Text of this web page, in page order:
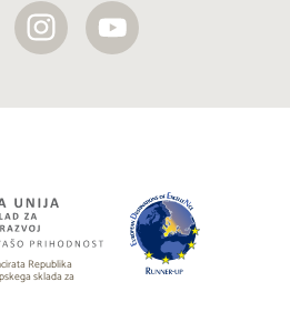
Republika
sklada za